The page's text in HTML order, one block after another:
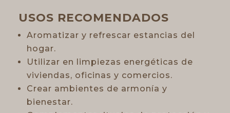
USOS RECOMENDADOS
Aromatizar y refrescar estancias del
hogar.
Utilizar en limpiezas energéticas de
viviendas, oficinas y comercios.
Crear ambientes de armonía y
bienestar.